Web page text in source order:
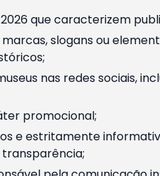
que caracterizem
slogans ou
nas redes sociais,
promocional;
e estritamente